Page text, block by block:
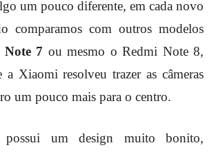
um pouco diferente, em cada novo
comparamos com outros modelos
Note 7 ou mesmo o Redmi Note 8,
a Xiaomi resolveu trazer as câmeras
um pouco mais para o centro.
possui um design muito bonito,